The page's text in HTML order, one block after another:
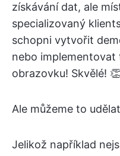
získávání dat, ale
specializovaný
schopni vytvořit
nebo
obrazovku! Skvělé! 👏
Ale můžeme to
Jelikož například